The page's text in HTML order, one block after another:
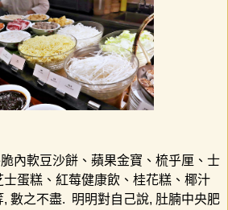
內軟豆沙餅、蘋果金寶、梳乎厘、士
蛋糕、紅莓健康飲、桂花糕、椰汁
, 數之不盡. 明明對自己說, 肚腩中央肥